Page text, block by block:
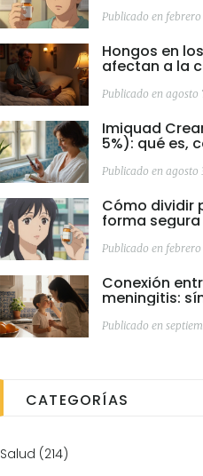
Precaución
Publicado en febrero
Hongos en
afectan a la
Publicado en agosto
Imiquad
5%): qué es,
oficial en
Publicado en agosto
Cómo dividir
forma
Publicado en febrero
Conexión
meningitis:
Publicado en
CATEGORÍAS
Salud (214)